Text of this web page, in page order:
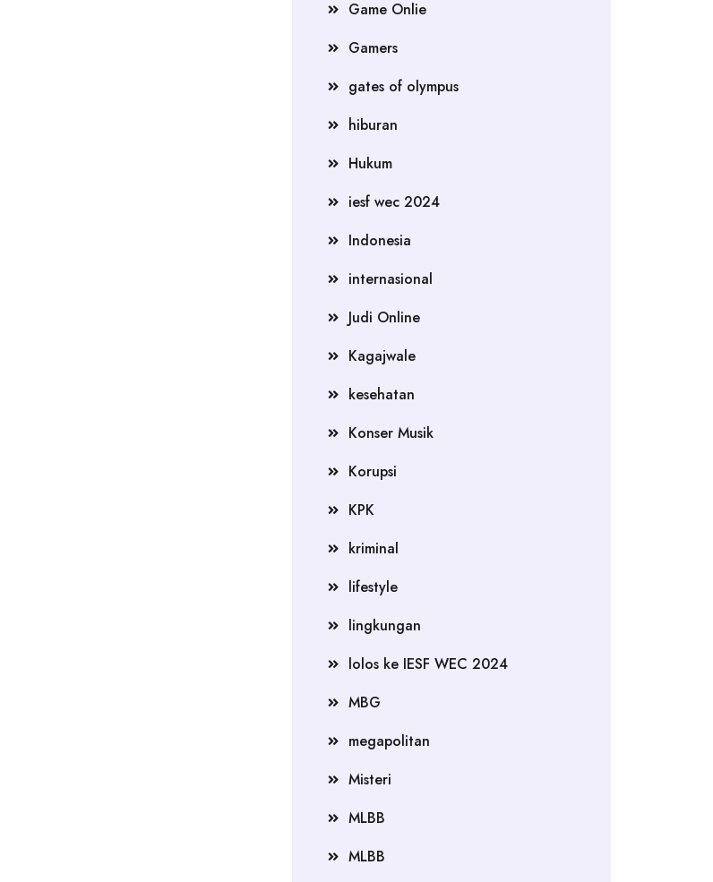
Game Onlie
Gamers
gates of olympus
hiburan
Hukum
iesf wec 2024
Indonesia
internasional
Judi Online
Kagajwale
kesehatan
Konser Musik
Korupsi
KPK
kriminal
lifestyle
lingkungan
lolos ke IESF WEC 2024
MBG
megapolitan
Misteri
MLBB
MLBB